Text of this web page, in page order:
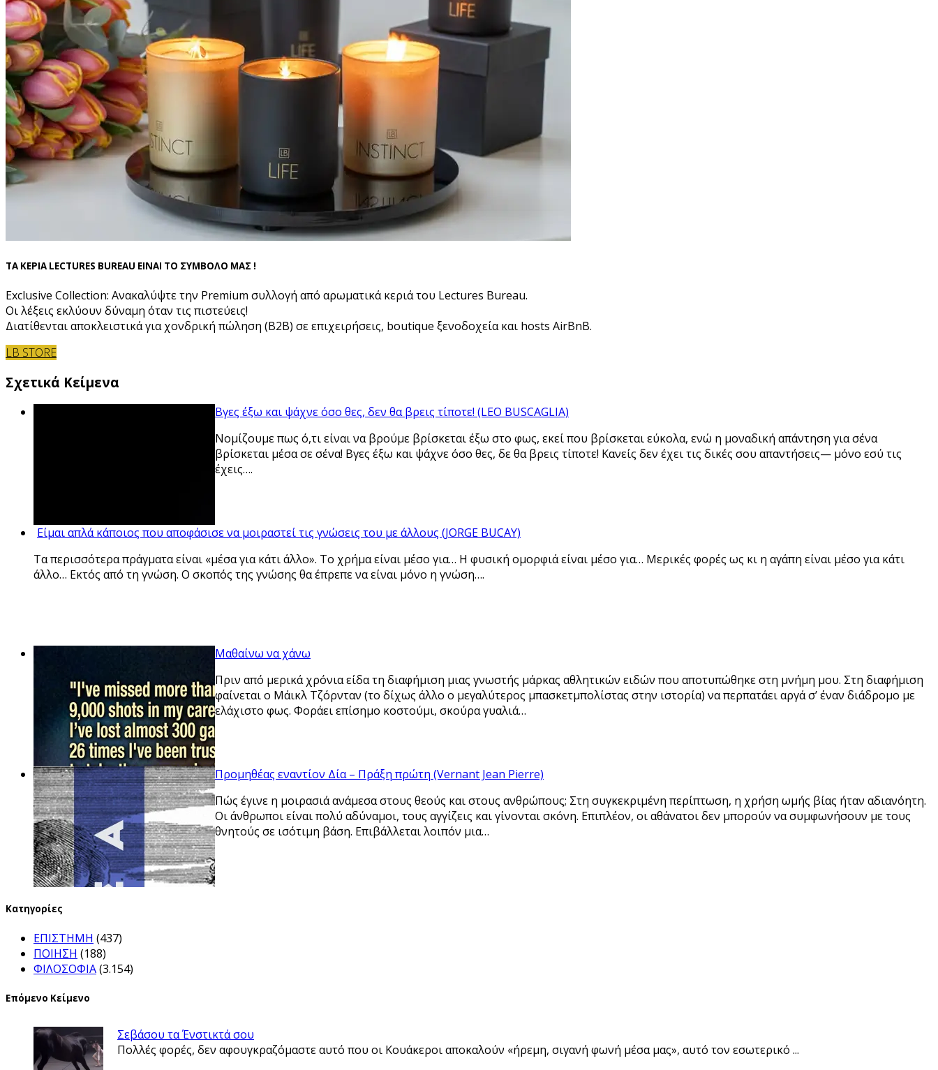
ΤΑ ΚΕΡΙΑ LECTURES BUREAU ΕΙΝΑΙ ΤΟ ΣΥΜΒΟΛΟ ΜΑΣ !
Exclusive Collection: Ανακαλύψτε την Premium συλλογή από αρωματικά κεριά του Lectures Bureau.
Οι λέξεις εκλύουν δύναμη όταν τις πιστεύεις!
Διατίθενται αποκλειστικά για χονδρική πώληση (B2B) σε επιχειρήσεις, boutique ξενοδοχεία και hosts AirBnB.
LB STORE
Σχετικά Κείμενα
Βγες έξω και ψάχνε όσο θες, δεν θα βρεις τίποτε! (LEO BUSCAGLIA)
Νομίζουμε πως ό,τι είναι να βρούμε βρίσκεται έξω στο φως, εκεί που βρίσκεται εύκολα, ενώ η μοναδική απάντηση για σένα
βρίσκεται μέσα σε σένα! Βγες έξω και ψάχνε όσο θες, δε θα βρεις τίποτε! Κανείς δεν έχει τις δικές σου απαντήσεις— μόνο εσύ τις
έχεις….
Είμαι απλά κάποιος που αποφάσισε να μοιραστεί τις γνώσεις του με άλλους (JORGE BUCAY)
Τα περισσότερα πράγματα είναι «μέσα για κάτι άλλο». Το χρήμα είναι μέσο για… Η φυσική ομορφιά είναι μέσο για… Μερικές φορές ως κι η αγάπη είναι μέσο για κάτι
άλλο… Εκτός από τη γνώση. Ο σκοπός της γνώσης θα έπρεπε να είναι μόνο η γνώση….
Μαθαίνω να χάνω
Πριν από μερικά χρόνια είδα τη διαφήμιση μιας γνωστής μάρκας αθλητικών ειδών που αποτυπώθηκε στη μνήμη μου. Στη διαφήμιση
φαίνεται ο Μάικλ Τζόρνταν (το δίχως άλλο ο μεγαλύτερος μπασκετμπολίστας στην ιστορία) να περπατάει αργά σ’ έναν διάδρομο με
ελάχιστο φως. Φοράει επίσημο κοστούμι, σκούρα γυαλιά…
Προμηθέας εναντίον Δία – Πράξη πρώτη (Vernant Jean Pierre)
Πώς έγινε η μοιρασιά ανάμεσα στους θεούς και στους ανθρώπους; Στη συγκεκριμένη περίπτωση, η χρήση ωμής βίας ήταν αδιανόητη.
Οι άνθρωποι είναι πολύ αδύναμοι, τους αγγίζεις και γίνονται σκόνη. Επιπλέον, οι αθάνατοι δεν μπορούν να συμφωνήσουν με τους
θνητούς σε ισότιμη βάση. Επιβάλλεται λοιπόν μια…
Kατηγορίες
ΕΠΙΣΤΗΜΗ (437)
ΠΟΙΗΣΗ (188)
ΦΙΛΟΣΟΦΙΑ(3.154)
Επόμενο Κείμενο
Σεβάσου τα Ένστικτά σου
Πολλές φορές, δεν αφουγκραζόμαστε αυτό που οι Κουάκεροι αποκαλούν «ήρεμη, σιγανή φωνή μέσα μας», αυτό τον εσωτερικό ...